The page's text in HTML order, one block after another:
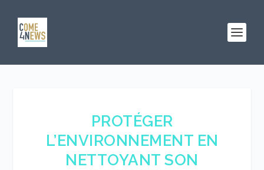
PROTÉGER
L’ENVIRONNEMENT EN
NETTOYANT SON